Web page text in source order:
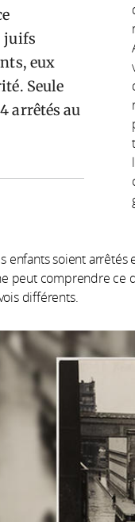
juifs
eux
Seule
arrêtés au
enfants soient
peut comprendre ce
différents.